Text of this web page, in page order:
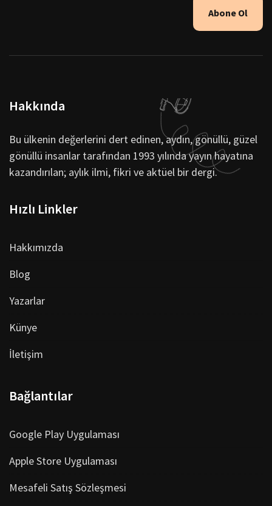
Abone Ol
Hakkında
Bu ülkenin değerlerini dert edinen, aydın, gönüllü, güzel
gönüllü insanlar tarafından 1993 yılında yayın hayatına
kazandırılan; aylık ilmi, fikri ve aktüel bir dergi.
Hızlı Linkler
Hakkımızda
Blog
Yazarlar
Künye
İletişim
Bağlantılar
Google Play Uygulaması
Apple Store Uygulaması
Mesafeli Satış Sözleşmesi